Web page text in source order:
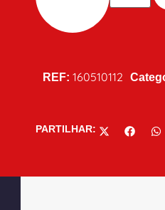
REF: 160510112
PARTILHAR: